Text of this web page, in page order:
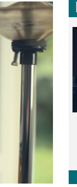
come la
lo